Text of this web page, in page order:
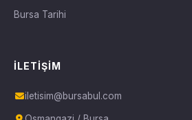
Bursa Tarihi
İLETIŞIM
iletisim@bursabul.com